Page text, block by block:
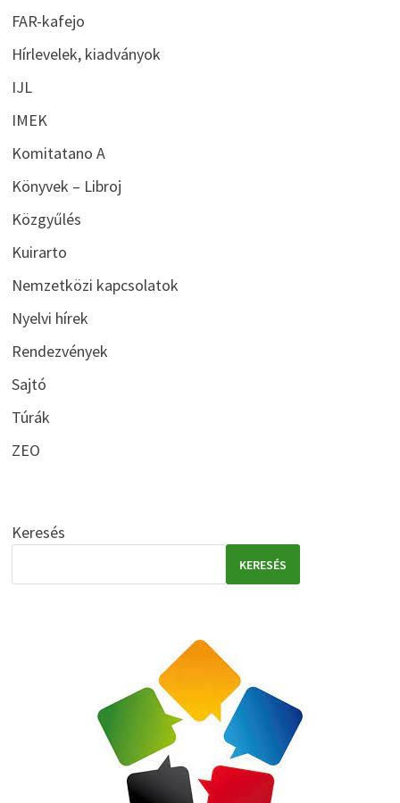
FAR-kafejo
Hírlevelek, kiadványok
IJL
IMEK
Komitatano A
Könyvek – Libroj
Közgyűlés
Kuirarto
Nemzetközi kapcsolatok
Nyelvi hírek
Rendezvények
Sajtó
Túrák
ZEO
Keresés
KERESÉS